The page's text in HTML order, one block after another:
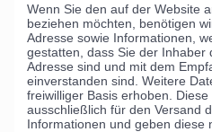
Wenn Sie den auf der Website
beziehen möchten, benötigen
Adresse sowie Informationen,
gestatten, dass Sie der Inhaber
Adresse sind und mit dem
einverstanden sind. Weitere
freiwilliger Basis erhoben.
ausschließlich für den Versand
Informationen und geben diese